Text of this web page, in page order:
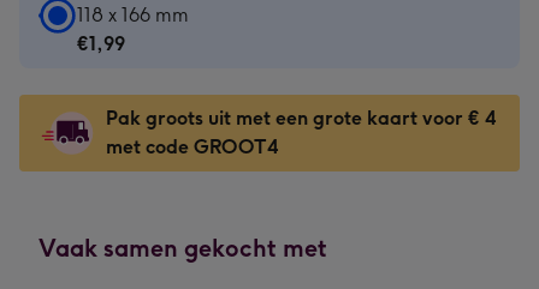
Ansichtkaart
-
-
118
x
-
118 x 166 mm
€1,99
Pak groots uit met een grote kaart voor € 4
met code GROOT4
Vaak samen gekocht met